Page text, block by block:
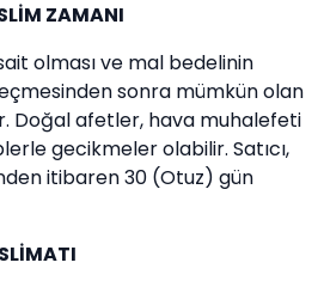
ZAMANI
olması ve mal bedelinin
sonra mümkün olan
Doğal afetler, hava muhalefeti
gecikmeler olabilir. Satıcı,
itibaren 30 (Otuz) gün